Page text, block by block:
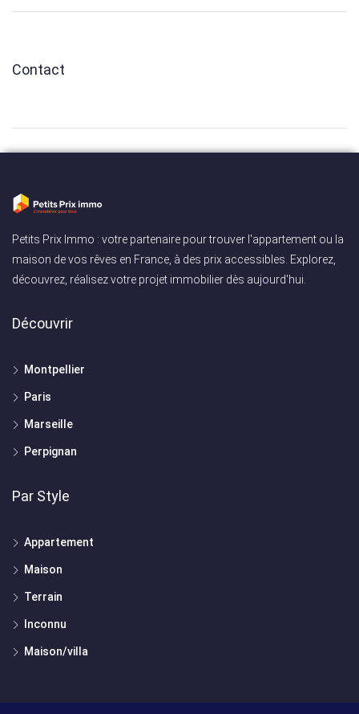
Contact
Petits Prix Immo : votre partenaire pour trouver l'appartement ou la
maison de vos rêves en France, à des prix accessibles. Explorez,
découvrez, réalisez votre projet immobilier dès aujourd'hui.
Découvrir
Montpellier
Paris
Marseille
Perpignan
Par Style
Appartement
Maison
Terrain
Inconnu
Maison/villa